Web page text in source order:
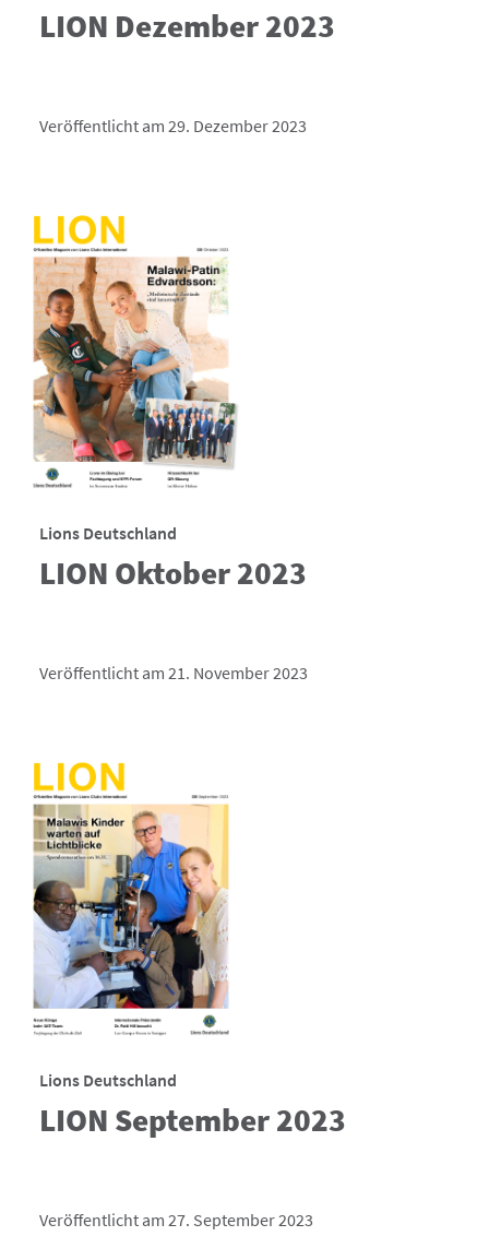
LION Dezember 2023
Veröffentlicht am 29. Dezember 2023
Lions Deutschland
LION Oktober 2023
Veröffentlicht am 21. November 2023
Lions Deutschland
LION September 2023
Veröffentlicht am 27. September 2023